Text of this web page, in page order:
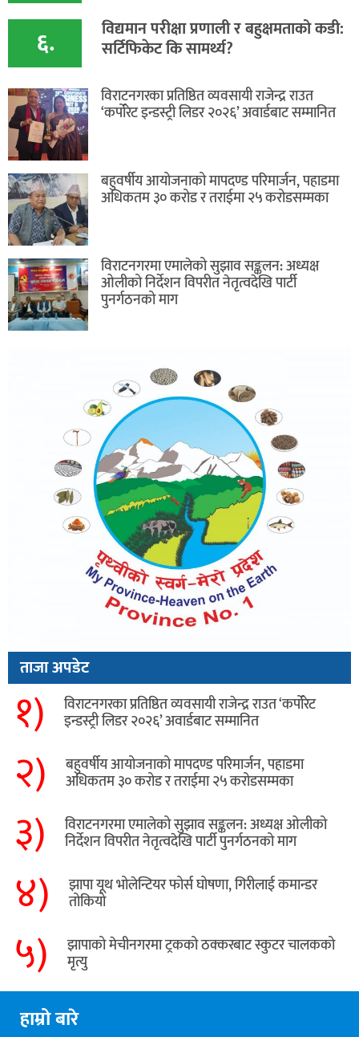
६. विद्यमान परीक्षा प्रणाली र बहुक्षमताको कडी:
सर्टिफिकेट कि सामर्थ्य?
विराटनगरका प्रतिष्ठित व्यवसायी राजेन्द्र राउत
‘कर्पोरेट इन्डस्ट्री लिडर २०२६’ अवार्डबाट सम्मानित
बहुवर्षीय आयोजनाको मापदण्ड परिमार्जन, पहाडमा
अधिकतम ३० करोड र तराईमा २५ करोडसम्मका
विराटनगरमा एमालेको सुझाव सङ्कलन: अध्यक्ष
ओलीको निर्देशन विपरीत नेतृत्वदेखि पार्टी
पुनर्गठनको माग
ताजा अपडेट
१) विराटनगरका प्रतिष्ठित व्यवसायी राजेन्द्र राउत ‘कर्पोरेट
इन्डस्ट्री लिडर २०२६’ अवार्डबाट सम्मानित
२) बहुवर्षीय आयोजनाको मापदण्ड परिमार्जन, पहाडमा
अधिकतम ३० करोड र तराईमा २५ करोडसम्मका
३) विराटनगरमा एमालेको सुझाव सङ्कलन: अध्यक्ष ओलीको
निर्देशन विपरीत नेतृत्वदेखि पार्टी पुनर्गठनको माग
४) झापा यूथ भोलेन्टियर फोर्स घोषणा, गिरीलाई कमान्डर
तोकियो
५) ​झापाको मेचीनगरमा ट्रकको ठक्करबाट स्कुटर चालकको
मृत्यु
हाम्रो बारे